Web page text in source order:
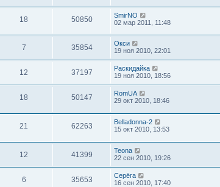
18 50850
SmirNO
02 мар 2011, 11:48
7 35854
Окси
19 ноя 2010, 22:01
12 37197
Раскидайка
19 ноя 2010, 18:56
18 50147
RomUA
29 окт 2010, 18:46
21 62263
Belladonna-2
15 окт 2010, 13:53
12 41399
Teona
22 сен 2010, 19:26
6 35653
Серёга
16 сен 2010, 17:40